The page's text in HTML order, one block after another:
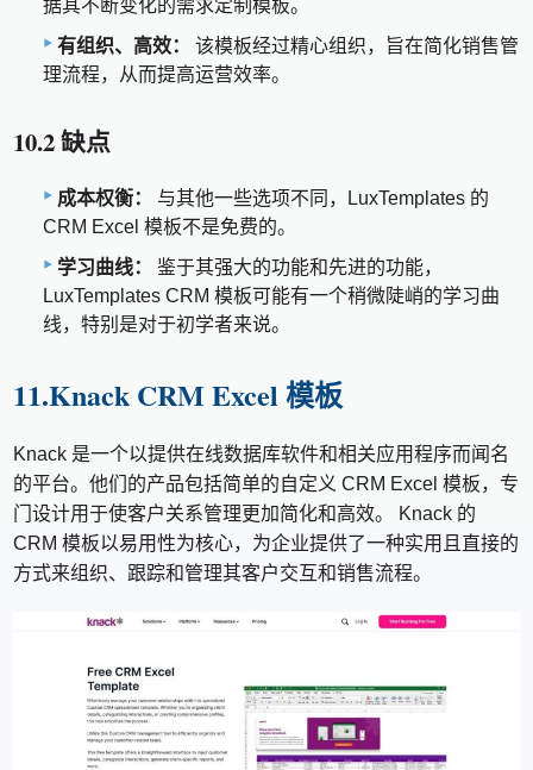
据其不断变化的需求定制模板。
有组织、高效：
该模板经过精心组织，旨在简化销售管
理流程，从而提高运营效率。
10.2 缺点
成本权衡：
与其他一些选项不同，LuxTemplates 的
CRM Excel 模板不是免费的。
学习曲线：
鉴于其强大的功能和先进的功能，
LuxTemplates CRM 模板可能有一个稍微陡峭的学习曲
线，特别是对于初学者来说。
11.Knack CRM Excel 模板
Knack 是一个以提供在线数据库软件和相关应用程序而闻名
的平台。他们的产品包括简单的自定义 CRM Excel 模板，专
门设计用于使客户关系管理更加简化和高效。 Knack 的
CRM 模板以易用性为核心，为企业提供了一种实用且直接的
方式来组织、跟踪和管理其客户交互和销售流程。